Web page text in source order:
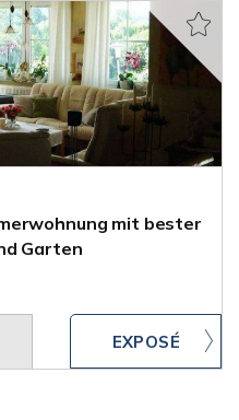
mit bester
Garten